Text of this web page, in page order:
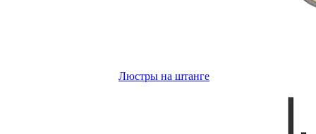
Люстры на штанге